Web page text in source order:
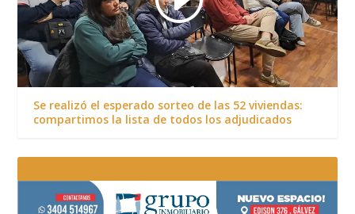
Se realizó el esperado sorteo de las 52 viviendas:
compartimos la lista de todos los adjudicados